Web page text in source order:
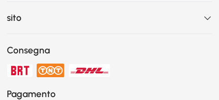
sito
Consegna
Pagamento